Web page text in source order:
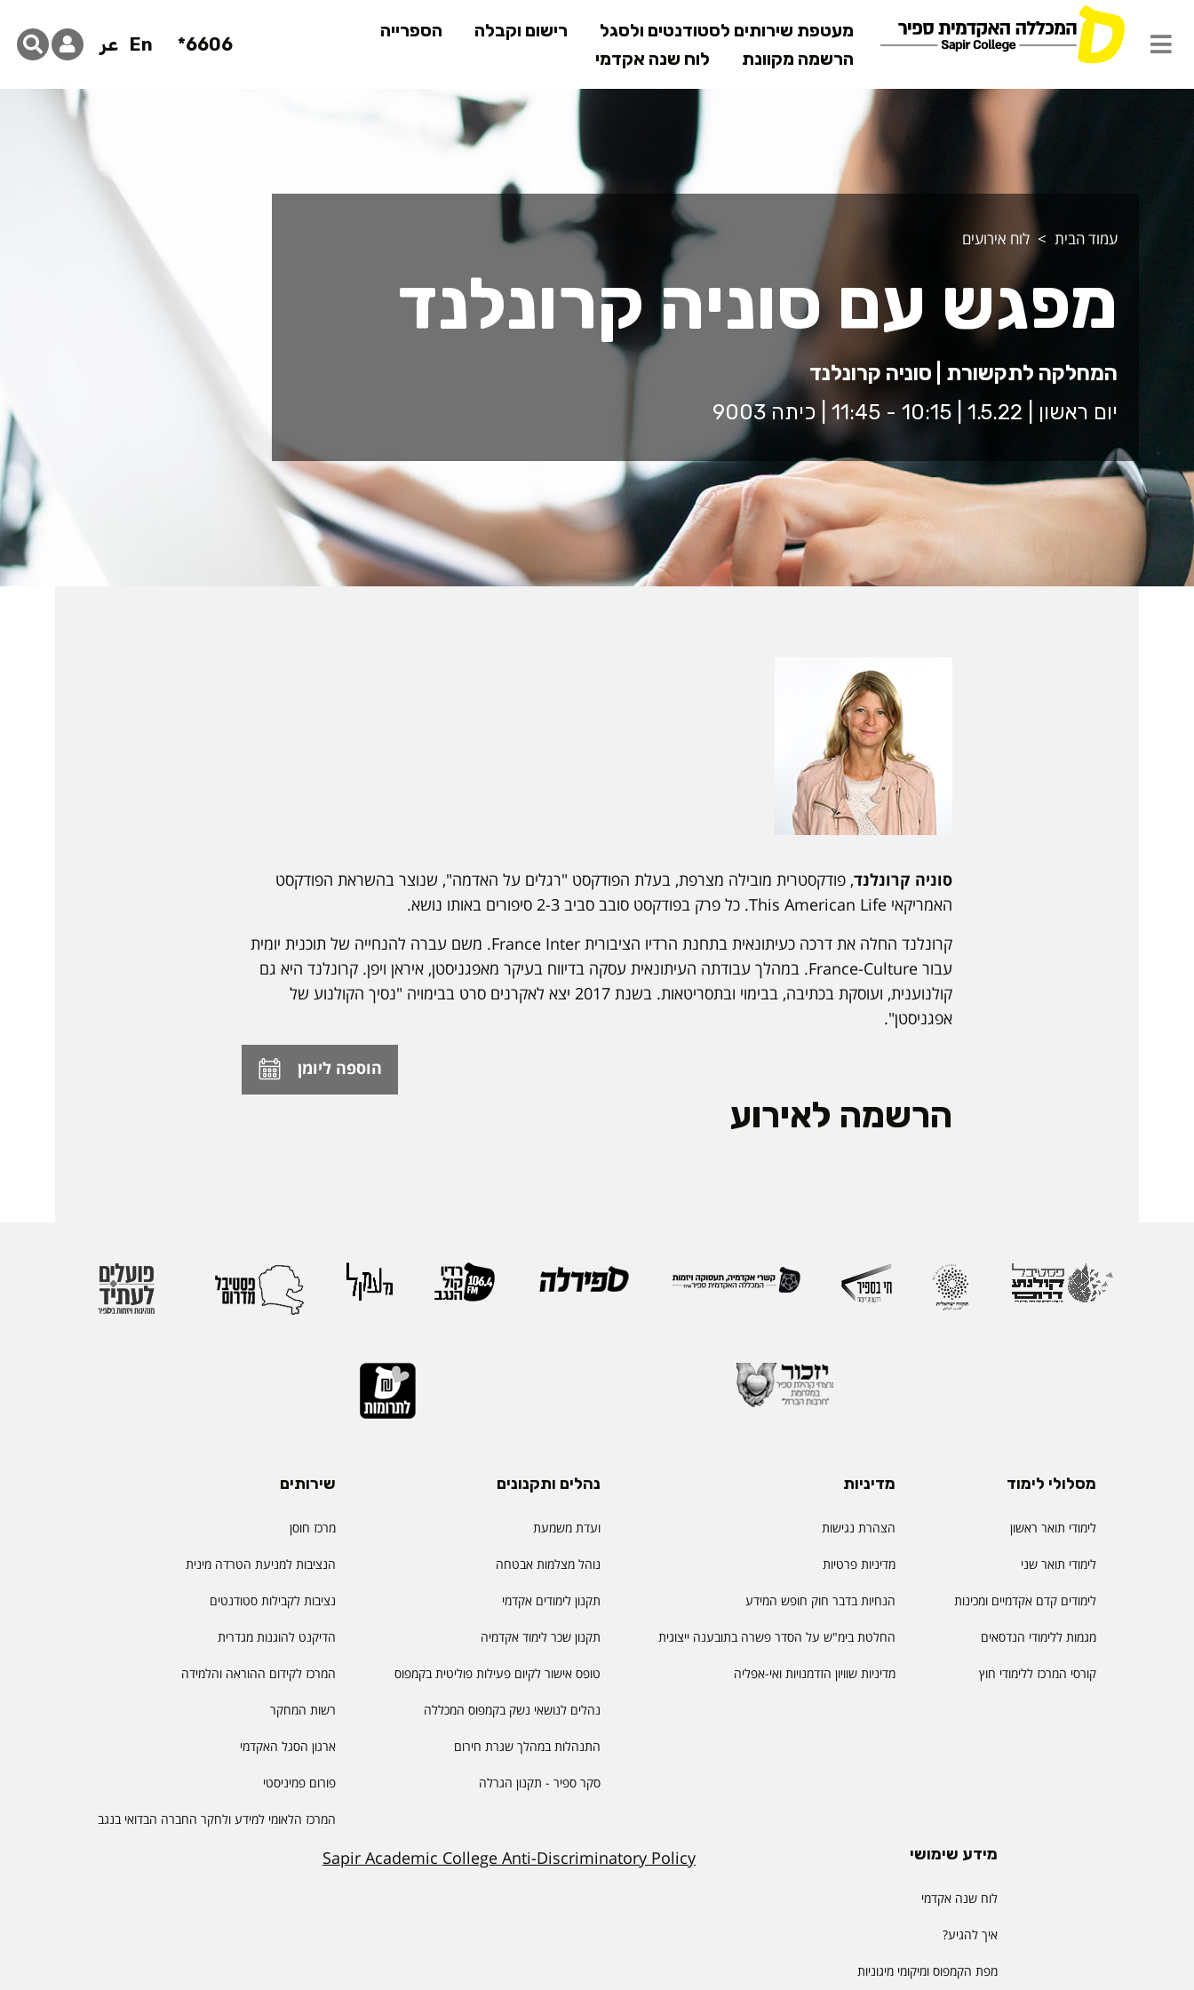
לתוכן
המרכזי
מעטפת שירותים לסטודנטים ולסגל רישום וקבלה
הספרייה
הרשמה מקוונת
לוח שנה אקדמי
6606*
En عر
עמוד הבית לוח אירועים
מפגש עם סוניה קרונלנד
המחלקה לתקשורת | סוניה קרונלנד
יום ראשון | 1.5.22 | 10:15 - 11:45 | כיתה 9003
סוניה קרונלנד, פודקסטרית מובילה מצרפת, בעלת הפודקסט "רגלים על האדמה", שנוצר בהשראת הפודקסט
האמריקאי This American Life. כל פרק בפודקסט סובב סביב 2-3 סיפורים באותו נושא.
קרונלנד החלה את דרכה כעיתונאית בתחנת הרדיו הציבורית France Inter. משם עברה להנחייה של תוכנית יומית
עבור France-Culture. במהלך עבודתה העיתונאית עסקה בדיווח בעיקר מאפגניסטן, איראן ויפן. קרונלנד היא גם
קולנוענית, ועוסקת בכתיבה, בבימוי ובתסריטאות. בשנת 2017 יצא לאקרנים סרט בבימויה "נסיך הקולנוע של
אפגניסטן".
הוספה ליומן
הרשמה לאירוע
מסלולי לימוד
לימודי תואר ראשון
לימודי תואר שני
לימודים קדם אקדמיים ומכינות
מגמות ללימודי הנדסאים
קורסי המרכז ללימודי חוץ
מדיניות
הצהרת נגישות
מדיניות פרטיות
הנחיות בדבר חוק חופש המידע
החלטת בימ"ש על הסדר פשרה בתובענה ייצוגית
מדיניות שוויון הזדמנויות ואי-אפליה
נהלים ותקנונים
ועדת משמעת
נוהל מצלמות אבטחה
תקנון לימודים אקדמי
תקנון שכר לימוד אקדמיה
טופס אישור לקיום פעילות פוליטית בקמפוס
נהלים לנושאי נשק בקמפוס המכללה
התנהלות במהלך שגרת חירום
סקר ספיר - תקנון הגרלה
שירותים
מרכז חוסן
הנציבות למניעת הטרדה מינית
נציבות לקבילות סטודנטים
הדיקנט להוגנות מגדרית
המרכז לקידום ההוראה והלמידה
רשות המחקר
ארגון הסגל האקדמי
פורום פמיניסטי
המרכז הלאומי למידע ולחקר החברה הבדואי בנגב
מידע שימושי
לוח שנה אקדמי
איך להגיע?
מפת הקמפוס ומיקומי מיגוניות
Sapir Academic College Anti-Discriminatory Policy